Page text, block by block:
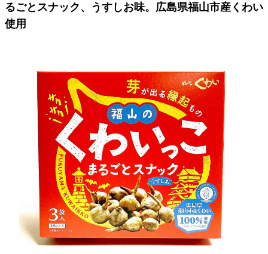
るごとスナック、うすしお味。広島県福山市産くわい
使用